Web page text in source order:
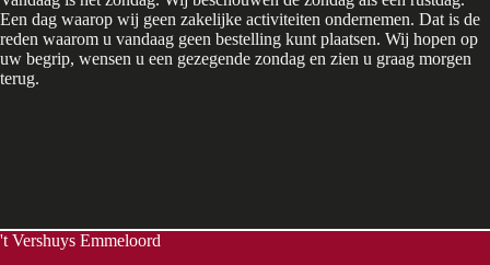
Een dag waarop wij geen zakelijke activiteiten ondernemen. Dat is de
reden waarom u vandaag geen bestelling kunt plaatsen. Wij hopen op
uw begrip, wensen u een gezegende zondag en zien u graag morgen
terug.
't Vershuys Emmeloord